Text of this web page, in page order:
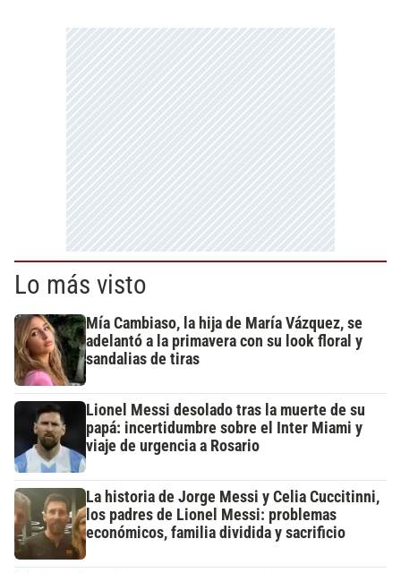
Lo más visto
Mía Cambiaso, la hija de María Vázquez, se
adelantó a la primavera con su look floral y
sandalias de tiras
Lionel Messi desolado tras la muerte de su
papá: incertidumbre sobre el Inter Miami y
viaje de urgencia a Rosario
La historia de Jorge Messi y Celia Cuccitinni,
los padres de Lionel Messi: problemas
económicos, familia dividida y sacrificio